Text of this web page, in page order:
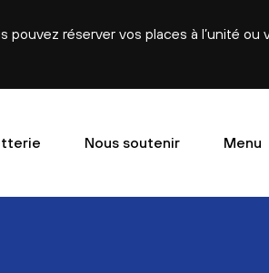
réserver vos places à l’unité ou
Nous soutenir Menu